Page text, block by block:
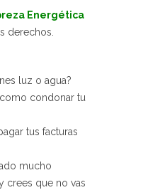
Energética
derechos.
luz o agua?
condonar tu
tus facturas
mucho
crees que no vas